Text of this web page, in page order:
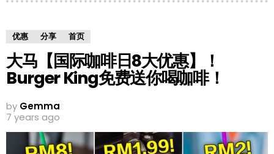
优惠 分享 首页
大马【国际咖啡日8大优惠】！
Burger King免费送你喝咖啡！
by Gemma
7 years ago